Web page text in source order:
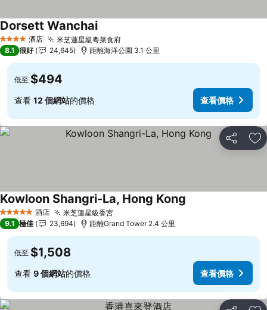
4 星級 酒店 米芝蓮星級粵菜食府
Dorsett Wanchai
8.1 很好 24,645 距離海洋公園 3.1 公里
低至 $494
查看 12 個網站的價格 查看價格
分享 放
5 星級 酒店 米芝蓮星級香宮
Kowloon Shangri-La, Hong Kong
9.1 極佳 23,694 距離Grand Tower 2.4 公里
低至 $1,508
查看 9 個網站的價格 查看價格